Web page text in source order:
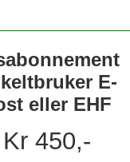
E-
eller EHF
Kr 450,-